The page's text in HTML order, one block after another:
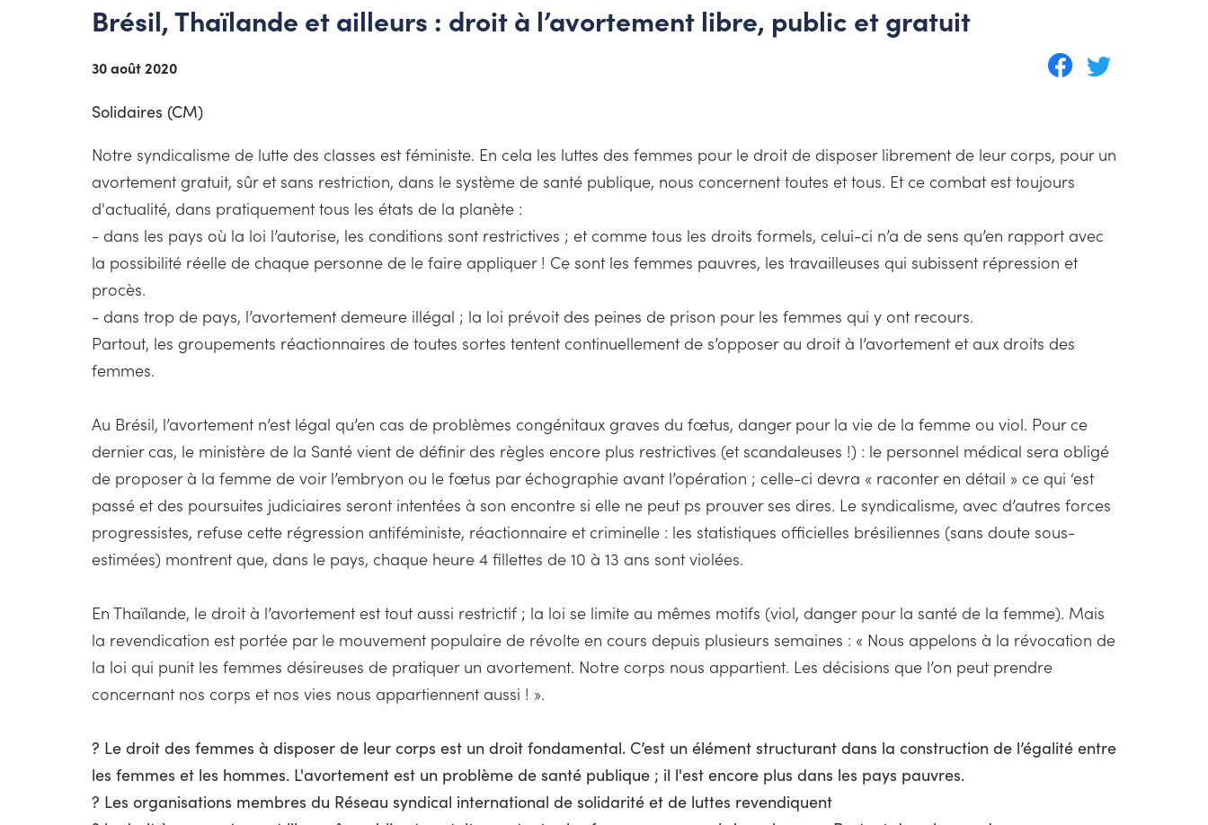
Brésil, Thaïlande et ailleurs : droit à l’avortement libre, public et gratuit
30 août 2020
Solidaires (CM)
Notre syndicalisme de lutte des classes est féministe. En cela les luttes des femmes pour le droit de disposer librement de leur corps, pour un
avortement gratuit, sûr et sans restriction, dans le système de santé publique, nous concernent toutes et tous. Et ce combat est toujours
d'actualité, dans pratiquement tous les états de la planète :
- dans les pays où la loi l’autorise, les conditions sont restrictives ; et comme tous les droits formels, celui-ci n’a de sens qu’en rapport avec
la possibilité réelle de chaque personne de le faire appliquer ! Ce sont les femmes pauvres, les travailleuses qui subissent répression et
procès.
- dans trop de pays, l’avortement demeure illégal ; la loi prévoit des peines de prison pour les femmes qui y ont recours.
Partout, les groupements réactionnaires de toutes sortes tentent continuellement de s’opposer au droit à l’avortement et aux droits des
femmes.
Au Brésil, l’avortement n’est légal qu’en cas de problèmes congénitaux graves du fœtus, danger pour la vie de la femme ou viol. Pour ce
dernier cas, le ministère de la Santé vient de définir des règles encore plus restrictives (et scandaleuses !) : le personnel médical sera obligé
de proposer à la femme de voir l’embryon ou le fœtus par échographie avant l’opération ; celle-ci devra « raconter en détail » ce qui ‘est
passé et des poursuites judiciaires seront intentées à son encontre si elle ne peut ps prouver ses dires. Le syndicalisme, avec d’autres forces
progressistes, refuse cette régression antiféministe, réactionnaire et criminelle : les statistiques officielles brésiliennes (sans doute sous-
estimées) montrent que, dans le pays, chaque heure 4 fillettes de 10 à 13 ans sont violées.
En Thaïlande, le droit à l’avortement est tout aussi restrictif ; la loi se limite au mêmes motifs (viol, danger pour la santé de la femme). Mais
la revendication est portée par le mouvement populaire de révolte en cours depuis plusieurs semaines : « Nous appelons à la révocation de
la loi qui punit les femmes désireuses de pratiquer un avortement. Notre corps nous appartient. Les décisions que l’on peut prendre
concernant nos corps et nos vies nous appartiennent aussi ! ».
? Le droit des femmes à disposer de leur corps est un droit fondamental. C’est un élément structurant dans la construction de l’égalité entre
les femmes et les hommes. L'avortement est un problème de santé publique ; il l'est encore plus dans les pays pauvres.
? Les organisations membres du Réseau syndical international de solidarité et de luttes revendiquent